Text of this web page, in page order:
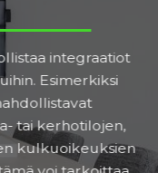
integraatiot
Esimerkiksi
tai kerhotilojen,
kulkuoikeuksien